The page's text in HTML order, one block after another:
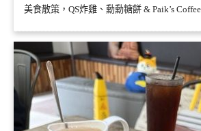
美食散策，QS炸雞、勳勳糖餅 & Paik’s Coffee